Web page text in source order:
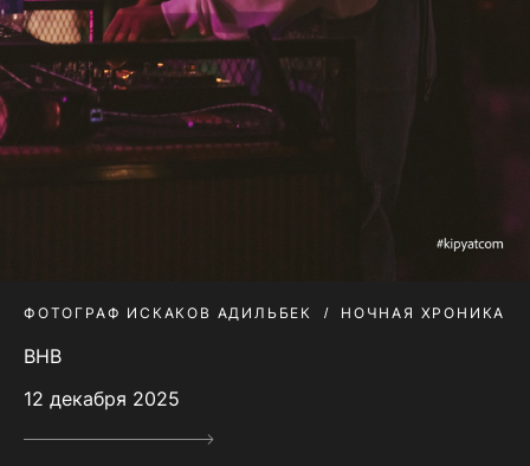
ФОТОГРАФ ИСКАКОВ АДИЛЬБЕК НОЧНАЯ ХРОНИКА
BHB
12 декабря 2025